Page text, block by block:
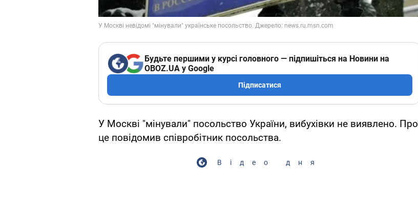
Будьте першими у курсі головного — підпишіться на Новини на
OBOZ.UA у Google
Підписатися
У Москві "мінували" посольство України, вибухівки не виявлено. Про
це повідомив співробітник посольства.
Відео дня